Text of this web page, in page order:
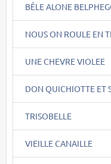
BÊLE ALONE
NOUS ON ROULE EN
UNE CHEVRE VIOLEE
DON QUICHIOTTE ET
TRISOBELLE
VIEILLE CANAILLE